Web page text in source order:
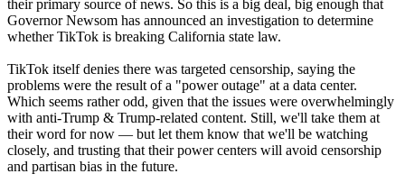
their primary source of news. So this is a big deal, big enough that
Governor Newsom has announced an investigation to determine
whether TikTok is breaking California state law.
TikTok itself denies there was targeted censorship, saying the
problems were the result of a "power outage" at a data center.
Which seems rather odd, given that the issues were overwhelmingly
with anti-Trump & Trump-related content. Still, we'll take them at
their word for now — but let them know that we'll be watching
closely, and trusting that their power centers will avoid censorship
and partisan bias in the future.